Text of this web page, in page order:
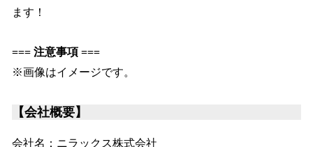
ます！
=== 注意事項 ===
※画像はイメージです。
【会社概要】
会社名：ニラックス株式会社